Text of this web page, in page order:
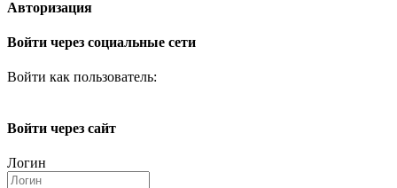
Авторизация
Войти через социальные сети
Войти как пользователь:
Войти через сайт
Логин